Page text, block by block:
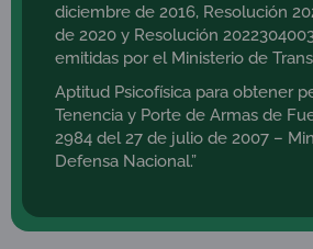
diciembre de 2016, Resolución
de 2020 y Resolución
emitidas por el Ministerio de
Aptitud Psicofísica para obtener
Tenencia y Porte de Armas de
2984 del 27 de julio de 2007 –
Defensa Nacional.”